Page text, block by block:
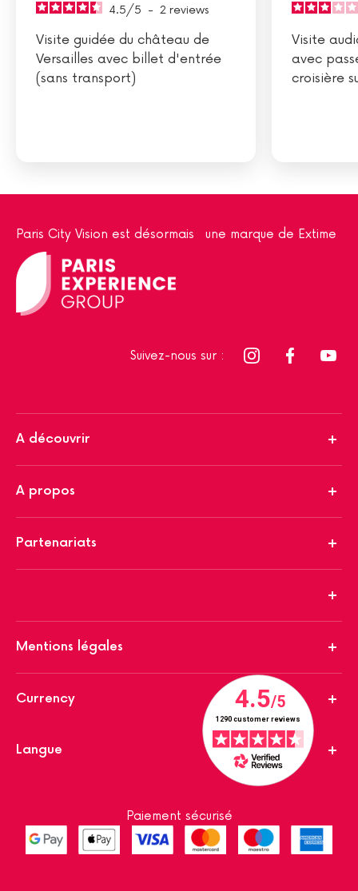
4.5/5 - 2 reviews
Visite guidée du château de
Versailles avec billet d'entrée
(sans transport)
Visite
avec
croisière
Paris City Vision est désormais une marque de Extime
Suivez-nous sur :
A découvrir
A propos
Partenariats
Mentions légales
Currency
Langue
Paiement sécurisé